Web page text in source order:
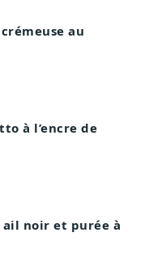
au
à l’encre de
ail noir et purée à